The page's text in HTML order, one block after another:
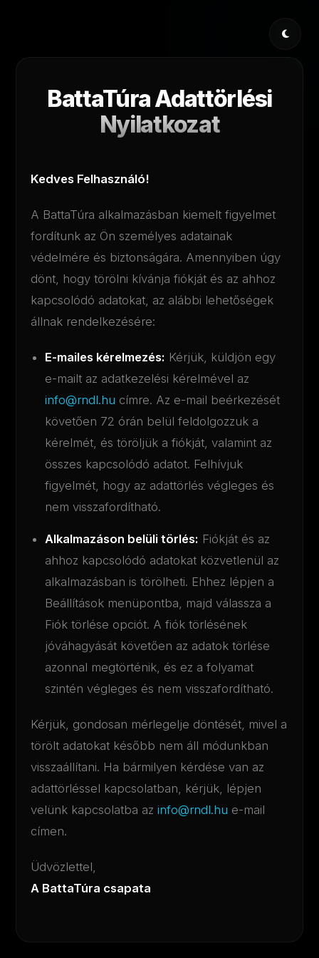
BattaTúra Adattörlési
Nyilatkozat
Kedves Felhasználó!
A BattaTúra alkalmazásban kiemelt figyelmet
fordítunk az Ön személyes adatainak
védelmére és biztonságára. Amennyiben úgy
dönt, hogy törölni kívánja fiókját és az ahhoz
kapcsolódó adatokat, az alábbi lehetőségek
állnak rendelkezésére:
E-mailes kérelmezés: Kérjük, küldjön egy
e-mailt az adatkezelési kérelmével az
info@rndl.hu címre. Az e-mail beérkezését
követően 72 órán belül feldolgozzuk a
kérelmét, és töröljük a fiókját, valamint az
összes kapcsolódó adatot. Felhívjuk
figyelmét, hogy az adattörlés végleges és
nem visszafordítható.
Alkalmazáson belüli törlés: Fiókját és az
ahhoz kapcsolódó adatokat közvetlenül az
alkalmazásban is törölheti. Ehhez lépjen a
Beállítások menüpontba, majd válassza a
Fiók törlése opciót. A fiók törlésének
jóváhagyását követően az adatok törlése
azonnal megtörténik, és ez a folyamat
szintén végleges és nem visszafordítható.
Kérjük, gondosan mérlegelje döntését, mivel a
törölt adatokat később nem áll módunkban
visszaállítani. Ha bármilyen kérdése van az
adattörléssel kapcsolatban, kérjük, lépjen
velünk kapcsolatba azinfo@rndl.hu e-mail
címen.
Üdvözlettel,
A BattaTúra csapata